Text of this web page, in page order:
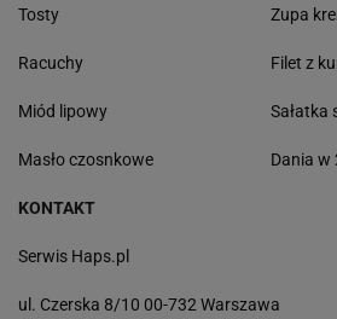
Tosty
Racuchy
Miód lipowy
Masło czosnkowe
Zupa
Filet z
Sałatka
Dania w
KONTAKT
Serwis Haps.pl
ul. Czerska 8/10 00-732 Warszawa